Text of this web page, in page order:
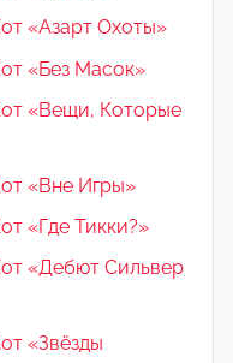
«Азарт Охоты»
«Без Масок»
«Вещи, Которые
«Вне Игры»
«Где Тикки?»
«Дебют Сильвер
«Звёзды